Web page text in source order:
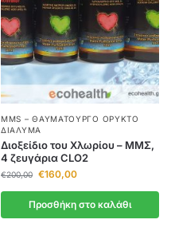
MMS – ΘΑΥΜΑΤΟΥΡΓΌ ΟΡΥΚΤΌ
ΔΙΆΛΥΜΑ
Διοξείδιο του Χλωρίου – ΜΜΣ,
4 ζευγάρια CLO2
€200,00 €160,00
Προσθήκη στο καλάθι